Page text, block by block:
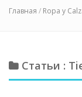
Главная / Ropa y
Статьи :